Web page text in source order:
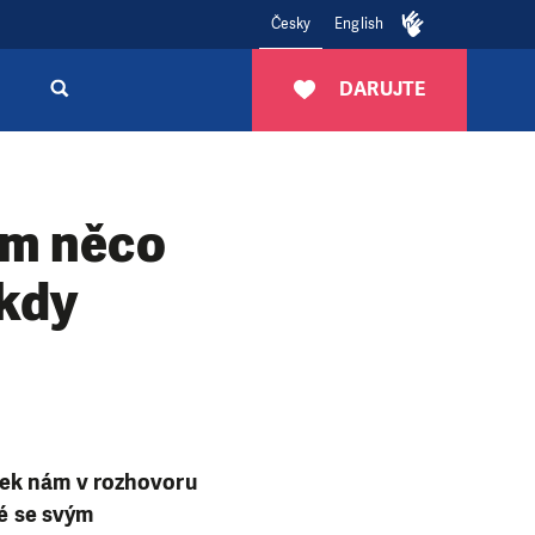
Česky English
DARUJTE
něco
nám v rozhovoru
se svým